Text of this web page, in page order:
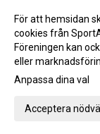
För att hemsidan
cookies från
Föreningen kan
eller
Anpassa dina val
Acceptera